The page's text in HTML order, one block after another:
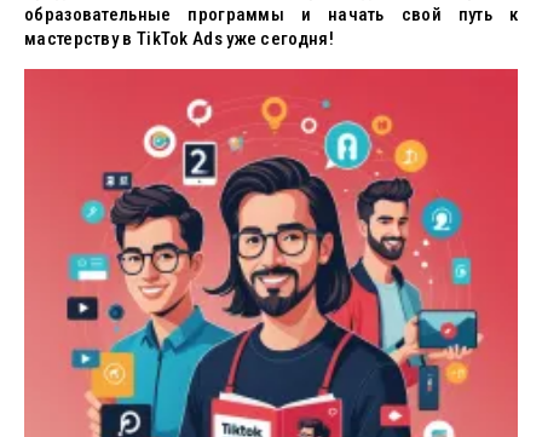
образовательные программы и начать свой путь к
мастерству в TikTok Ads уже сегодня!